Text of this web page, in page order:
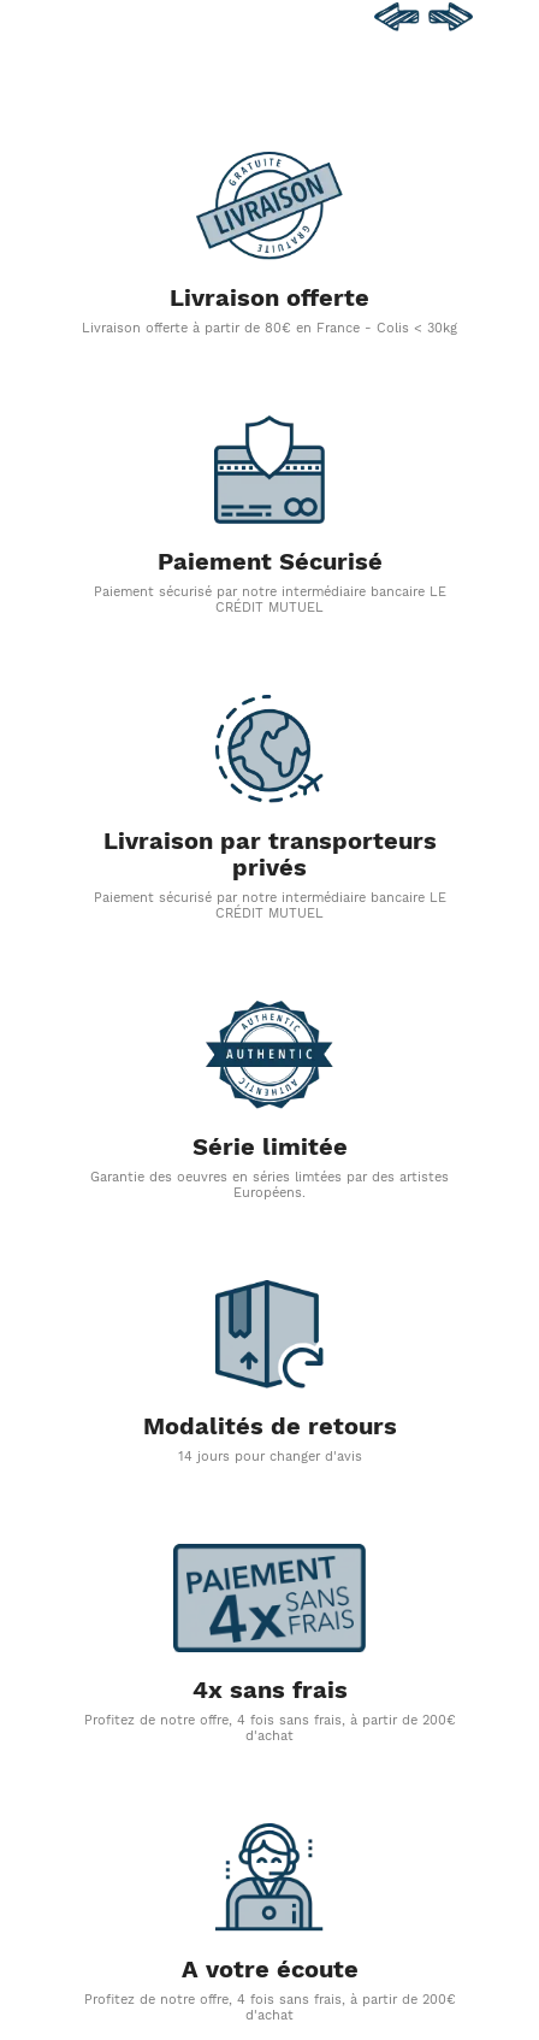
Livraison offerte
Livraison offerte à partir de 80€ en France - Colis < 30kg
Paiement Sécurisé
Paiement sécurisé par notre intermédiaire bancaire LE
CRÉDIT MUTUEL
Livraison par transporteurs
privés
Paiement sécurisé par notre intermédiaire bancaire LE
CRÉDIT MUTUEL
Série limitée
Garantie des oeuvres en séries limtées par des artistes
Européens.
Modalités de retours
14 jours pour changer d'avis
4x sans frais
Profitez de notre offre, 4 fois sans frais, à partir de 200€
d'achat
A votre écoute
Profitez de notre offre, 4 fois sans frais, à partir de 200€
d'achat